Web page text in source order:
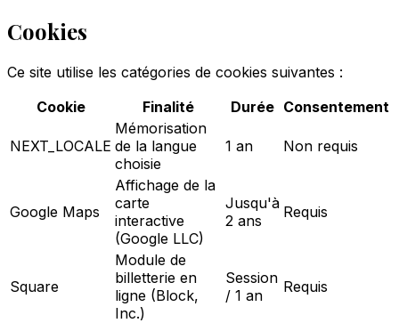
Cookies
Ce site utilise les catégories de cookies suivantes :
Cookie
Finalité Durée Consentement
NEXT_LOCALE
Mémorisation
de la langue
choisie
1 an Non requis
Google Maps
Affichage de la
carte
interactive
(Google LLC)
Jusqu'à
2 ans
Requis
Square
Module de
billetterie en
ligne (Block,
Inc.)
Session
/ 1 an
Requis